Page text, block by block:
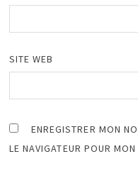
SITE WEB
ENREGISTRER MON
LE NAVIGATEUR POUR